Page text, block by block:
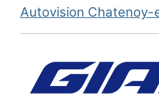
Autovision Chatenoy-